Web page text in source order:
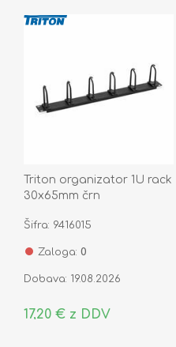
Triton organizator 1U rack
30x65mm črn
Šifra: 9416015
Zaloga: 0
Dobava: 19.08.2026
17,20 € z DDV